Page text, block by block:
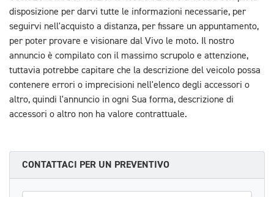
disposizione per darvi tutte le informazioni necessarie, per
seguirvi nell'acquisto a distanza, per fissare un appuntamento,
per poter provare e visionare dal Vivo le moto. Il nostro
annuncio è compilato con il massimo scrupolo e attenzione,
tuttavia potrebbe capitare che la descrizione del veicolo possa
contenere errori o imprecisioni nell'elenco degli accessori o
altro, quindi l'annuncio in ogni Sua forma, descrizione di
accessori o altro non ha valore contrattuale.
CONTATTACI PER UN PREVENTIVO